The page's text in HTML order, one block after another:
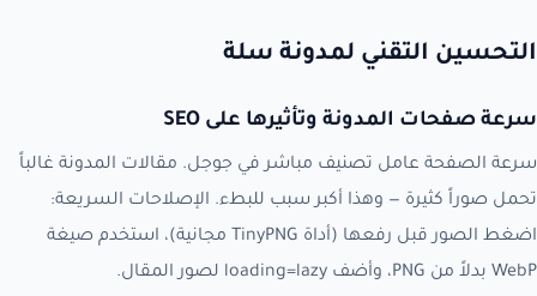
التحسين التقني لمدونة سلة
سرعة صفحات المدونة وتأثيرها على SEO
سرعة الصفحة عامل تصنيف مباشر في جوجل. مقالات المدونة غالباً
تحمل صوراً كثيرة — وهذا أكبر سبب للبطء. الإصلاحات السريعة:
اضغط الصور قبل رفعها (أداة TinyPNG مجانية)، استخدم صيغة
WebP بدلاً من PNG، وأضف loading=lazy لصور المقال.